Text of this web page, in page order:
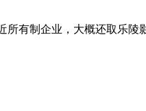
所有制企业，大概还取乐陵